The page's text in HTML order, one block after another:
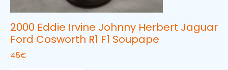
2000 Eddie Irvine Johnny Herbert Jaguar
Ford Cosworth R1 F1 Soupape
45€